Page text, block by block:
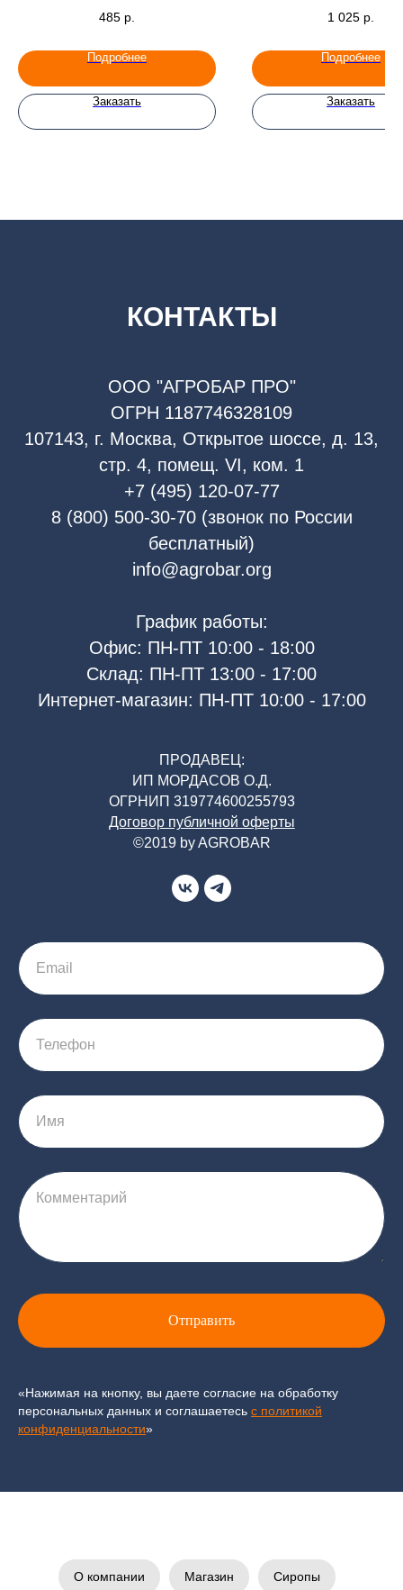
485 р.
Подробнее
Заказать
1 025 р.
Подробнее
Заказать
КОНТАКТЫ
ООО "АГРОБАР ПРО"
ОГРН 1187746328109
107143, г. Москва, Открытое шоссе, д. 13,
стр. 4, помещ. VI, ком. 1
+7 (495) 120-07-77
8 (800) 500-30-70 (звонок по России
бесплатный)
info@agrobar.org
График работы:
Офис: ПН-ПТ 10:00 - 18:00
Склад: ПН-ПТ 13:00 - 17:00
Интернет-магазин: ПН-ПТ 10:00 - 17:00
ПРОДАВЕЦ:
ИП МОРДАСОВ О.Д.
ОГРНИП 319774600255793
Договор публичной оферты
©2019 by AGROBAR
Email
Телефон
Имя
Комментарий
Отправить
«Нажимая на кнопку, вы даете согласие на обработку
персональных данных и соглашаетесь c политикой
конфиденциальности»
О компании Магазин Сиропы